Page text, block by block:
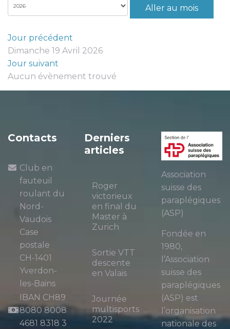
Aller au mois
Jour précédent
Dimanche 19 Avril 2026
Jour suivant
Aucun évènement trouvé
Contacts
Club en
fauteuil
roulant du
Nord-
Vaudois
Case
postale
CH-1401
Yverdon-
les-Bains
IBAN CH89
8080 8008
4681 8318 3
Derniers
articles
Roger
victorieux
en final du
Master à
Zurich
Sortie VTT
descente
en Valais
Journée
multisports
2022
Association
suisse des
paraplégiques
(ASP)
Fondée en
1980,
l’Association
suisse des
paraplégiques
(ASP) est
l’organisation
nationale des